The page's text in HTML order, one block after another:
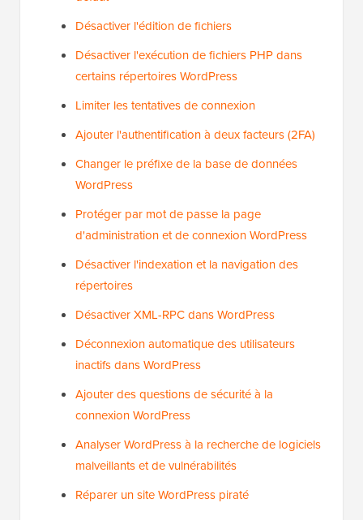
Désactiver l'édition de fichiers
Désactiver l'exécution de fichiers PHP dans
certains répertoires WordPress
Limiter les tentatives de connexion
Ajouter l'authentification à deux facteurs (2FA)
Changer le préfixe de la base de données
WordPress
Protéger par mot de passe la page
d'administration et de connexion WordPress
Désactiver l'indexation et la navigation des
répertoires
Désactiver XML-RPC dans WordPress
Déconnexion automatique des utilisateurs
inactifs dans WordPress
Ajouter des questions de sécurité à la
connexion WordPress
Analyser WordPress à la recherche de logiciels
malveillants et de vulnérabilités
Réparer un site WordPress piraté